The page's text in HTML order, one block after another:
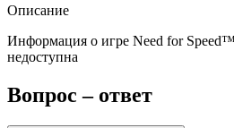
Описание
Информация о игре Need for
недоступна
Вопрос – ответ